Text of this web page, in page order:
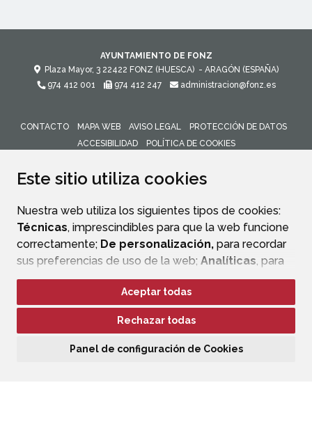
Este sitio utiliza cookies
Nuestra web utiliza los siguientes tipos de cookies:
Técnicas, imprescindibles para que la web funcione
correctamente; De personalización, para recordar
sus preferencias de uso de la web; Analíticas, para
mejorar el funcionamiento de la web y sus servicios.
Si acepta pulsando el botón“Aceptar todas”
consideramos que acepta su uso. Si pulsa el botón
ninguna acción, se guardarán las cookies técnicas
Aceptar todas
Rechazar todas
Panel de configuración de Cookies
AYUNTAMIENTO DE FONZ
Plaza Mayor, 3 22422 FONZ (HUESCA) - ARAGÓN (ESPAÑA)
974 412 001
974 412 247 administracion@fonz.es
CONTACTO MAPA WEB AVISO LEGAL
PROTECCIÓN DE DATOS
ACCESIBILIDAD
POLÍTICA DE COOKIES